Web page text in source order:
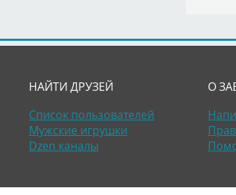
НАЙТИ ДРУЗЕЙ
Список пользователей
Мужские игрушки
Dzen каналы
О